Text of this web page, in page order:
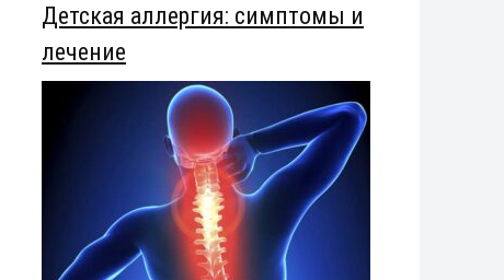
Детская аллергия: симптомы и
лечение